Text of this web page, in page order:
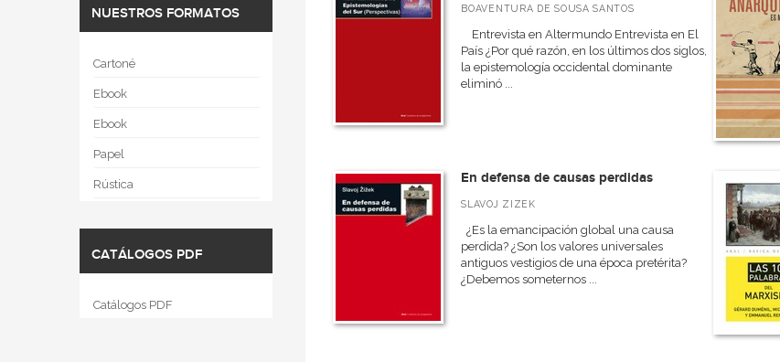
NUESTROS FORMATOS
Cartoné
Ebook
Ebook
Papel
Rústica
CATÁLOGOS PDF
Catálogos PDF
BOAVENTURA DE SOUSA SANTOS
Entrevista en Altermundo Entrevista en El
País ¿Por qué razón, en los últimos dos siglos,
la epistemología occidental dominante
eliminó ...
En defensa de causas perdidas
SLAVOJ ZIZEK
¿Es la emancipación global una causa
perdida? ¿Son los valores universales
antiguos vestigios de una época pretérita?
¿Debemos someternos ...